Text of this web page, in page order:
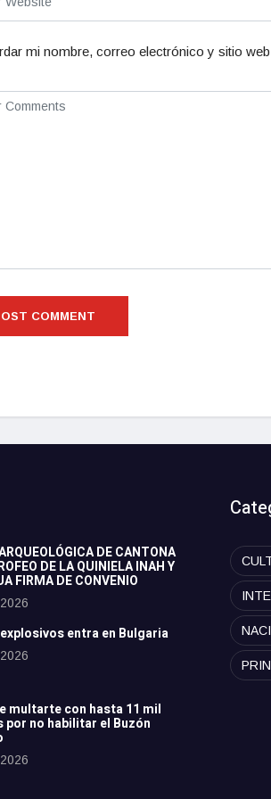
mi nombre, correo electrónico y sitio
DE CANTONA
DE LA QUINIELA INAH Y
FIRMA DE CONVENIO
entra en Bulgaria
multarte con hasta 11 mil
por no habilitar el Buzón